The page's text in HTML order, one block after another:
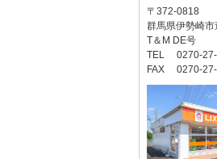
〒372-0818
群馬県伊勢崎
T＆M DE号
TEL 0270-27-
FAX 0270-